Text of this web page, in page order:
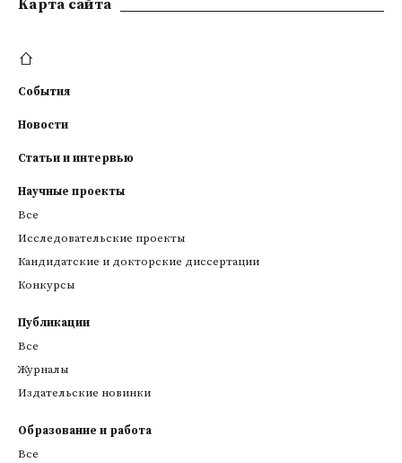
Kарта сайта
События
Новости
Статьи и интервью
Научные проекты
Все
Исследовательские проекты
Кандидатские и докторские диссертации
Конкурсы
Публикации
Все
Журналы
Издательские новинки
Образование и работа
Все